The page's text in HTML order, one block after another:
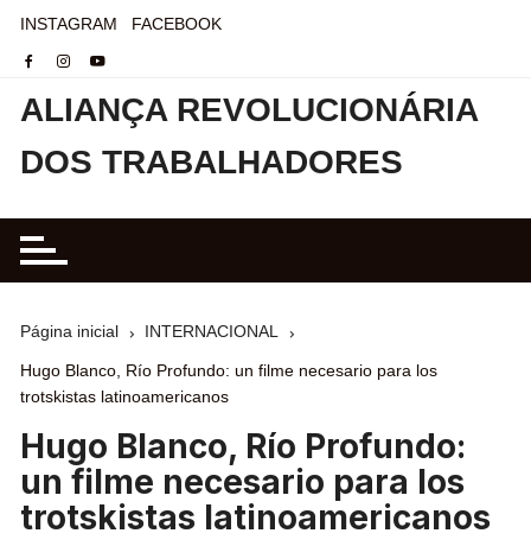
INSTAGRAM FACEBOOK
ALIANÇA REVOLUCIONÁRIA
DOS TRABALHADORES
Página inicial INTERNACIONAL
Hugo Blanco, Río Profundo: un filme necesario para los
trotskistas latinoamericanos
Hugo Blanco, Río Profundo:
un filme necesario para los
trotskistas latinoamericanos